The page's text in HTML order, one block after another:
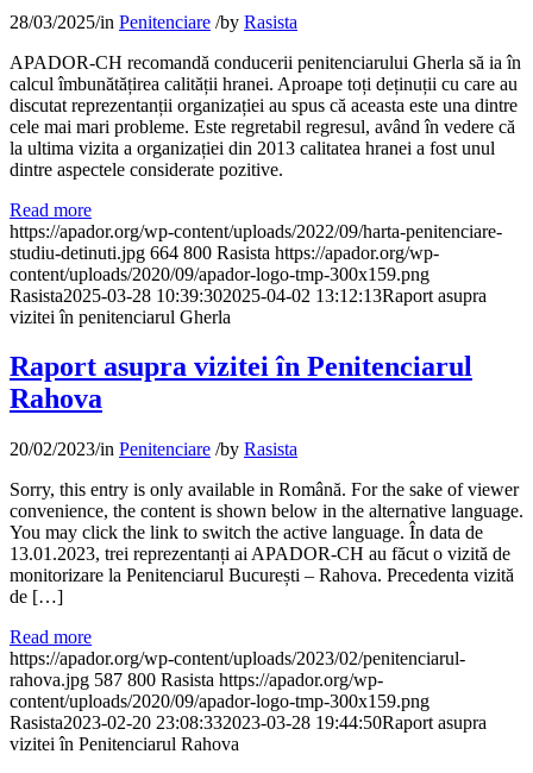
28/03/2025/in Penitenciare /by Rasista
APADOR-CH recomandă conducerii penitenciarului Gherla să ia în
calcul îmbunătățirea calității hranei. Aproape toți deținuții cu care au
discutat reprezentanții organizației au spus că aceasta este una dintre
cele mai mari probleme. Este regretabil regresul, având în vedere că
la ultima vizita a organizației din 2013 calitatea hranei a fost unul
dintre aspectele considerate pozitive.
Read more
https://apador.org/wp-content/uploads/2022/09/harta-penitenciare-
studiu-detinuti.jpg 664 800 Rasista https://apador.org/wp-
content/uploads/2020/09/apador-logo-tmp-300x159.png
Rasista2025-03-28 10:39:302025-04-02 13:12:13Raport asupra
vizitei în penitenciarul Gherla
Raport asupra vizitei în Penitenciarul
Rahova
20/02/2023/in Penitenciare /by Rasista
Sorry, this entry is only available in Română. For the sake of viewer
convenience, the content is shown below in the alternative language.
You may click the link to switch the active language. În data de
13.01.2023, trei reprezentanți ai APADOR-CH au făcut o vizită de
monitorizare la Penitenciarul București – Rahova. Precedenta vizită
de […]
Read more
https://apador.org/wp-content/uploads/2023/02/penitenciarul-
rahova.jpg 587 800 Rasista https://apador.org/wp-
content/uploads/2020/09/apador-logo-tmp-300x159.png
Rasista2023-02-20 23:08:332023-03-28 19:44:50Raport asupra
vizitei în Penitenciarul Rahova